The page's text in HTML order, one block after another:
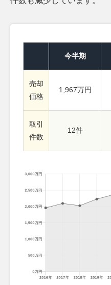
今半期
売却
価格
1,967万円
取引
件数
12件